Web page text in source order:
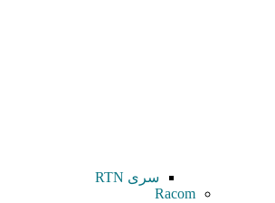
سری RTN
Racom